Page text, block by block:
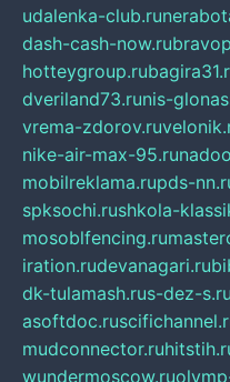
udalenka-club.ru
dash-cash-now.ru
hotteygroup.ru
dveriland73.runis-
vrema-zdorov.ru
nike-air-max-95.ru
mobilreklama.rupds-
spksochi.rushkola-
mosoblfencing.ru
iration.rudevanagari.ru
dk-tulamash.rus-dez-s.ru
asoftdoc.ru
mudconnector.ru
wundermoscow.ru